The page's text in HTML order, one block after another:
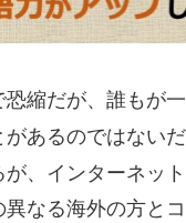
縮だが、誰もが
があるのではない
、インターネッ
なる海外の方と